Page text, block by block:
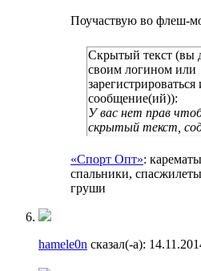
Поучаствую во флеш-
Скрытый текст (вы
своим логином или
сообщение(ий)):
У вас нет прав
скрытый текст,
«Спорт Опт»:
спальники,
груши
hamele0n сказал(-а):